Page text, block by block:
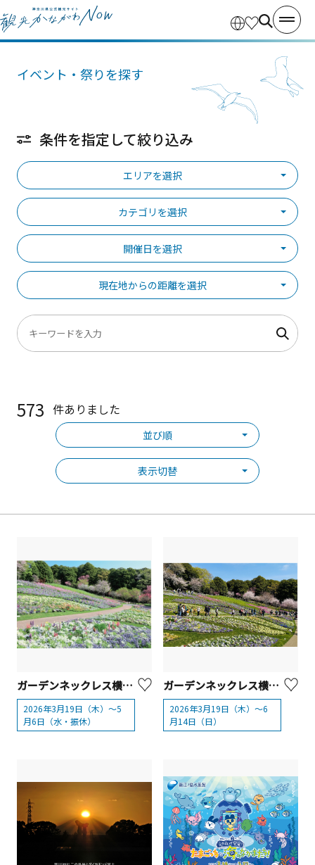
イベント・祭りを探す
条件を指定して絞り込み
エリアを選択
カテゴリを選択
開催日を選択
現在地からの距離を選択
573 件ありました
並び順
表示切替
ガーデンネックレス横浜2026「里山ガーデンフェスタ」
2026年3月19日（木）～5
月6日（水・振休）
ガーデンネックレス横浜2026【横浜市】
2026年3月19日（木）～6
月14日（日）